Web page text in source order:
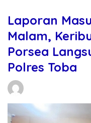
Laporan
Malam,
Porsea
Polres Toba